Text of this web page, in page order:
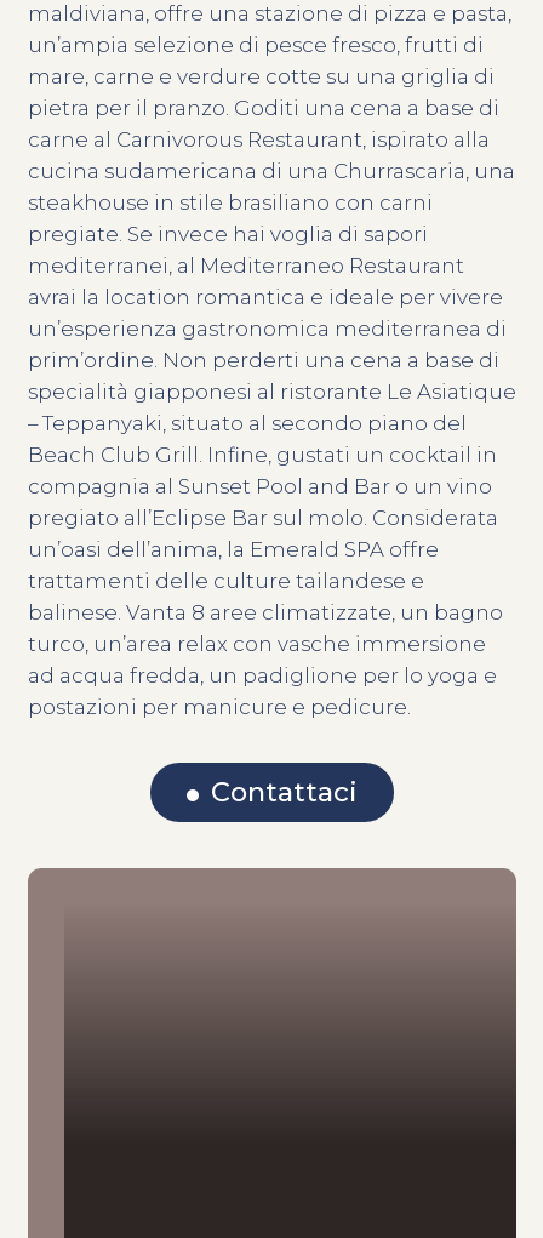
maldiviana, offre una stazione di pizza e pasta,
un’ampia selezione di pesce fresco, frutti di
mare, carne e verdure cotte su una griglia di
pietra per il pranzo. Goditi una cena a base di
carne al Carnivorous Restaurant, ispirato alla
cucina sudamericana di una Churrascaria, una
steakhouse in stile brasiliano con carni
pregiate. Se invece hai voglia di sapori
mediterranei, al Mediterraneo Restaurant
avrai la location romantica e ideale per vivere
un’esperienza gastronomica mediterranea di
prim’ordine. Non perderti una cena a base di
specialità giapponesi al ristorante Le Asiatique
– Teppanyaki, situato al secondo piano del
Beach Club Grill. Infine, gustati un cocktail in
compagnia al Sunset Pool and Bar o un vino
pregiato all’Eclipse Bar sul molo. Considerata
un’oasi dell’anima, la Emerald SPA offre
trattamenti delle culture tailandese e
balinese. Vanta 8 aree climatizzate, un bagno
turco, un’area relax con vasche immersione
ad acqua fredda, un padiglione per lo yoga e
postazioni per manicure e pedicure.
Contattaci